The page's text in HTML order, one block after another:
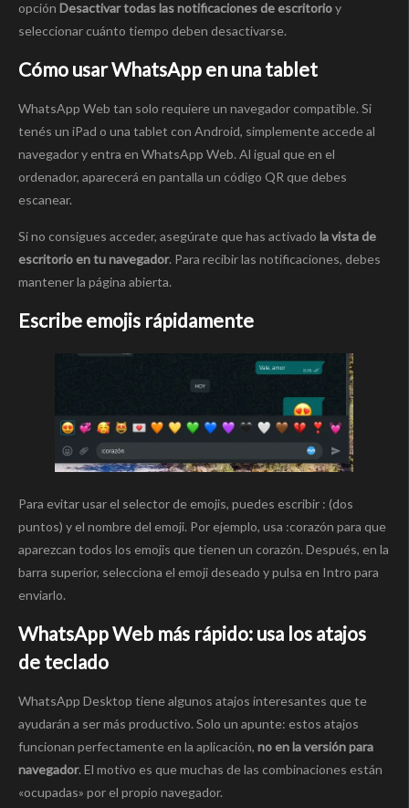
opción Desactivar todas las notificaciones de escritorioy
seleccionar cuánto tiempo deben desactivarse.
Cómo usar WhatsApp en una tablet
WhatsApp Web tan solo requiere un navegador compatible. Si
tenés un iPad o una tablet con Android, simplemente accede al
navegador y entra en WhatsApp Web. Al igual que en el
ordenador, aparecerá en pantalla un código QR que debes
escanear.
Si no consigues acceder, asegúrate que has activado la vista de
escritorio en tu navegador. Para recibir las notificaciones, debes
mantener la página abierta.
Escribe emojis rápidamente
Para evitar usar el selector de emojis, puedes escribir : (dos
puntos) y el nombre del emoji. Por ejemplo, usa :corazón para que
aparezcan todos los emojis que tienen un corazón. Después, en la
barra superior, selecciona el emoji deseado y pulsa en Intro para
enviarlo.
WhatsApp Web más rápido: usa los atajos
de teclado
WhatsApp Desktop tiene algunos atajos interesantes que te
ayudarán a ser más productivo. Solo un apunte: estos atajos
funcionan perfectamente en la aplicación, no en la versión para
navegador. El motivo es que muchas de las combinaciones están
«ocupadas» por el propio navegador.